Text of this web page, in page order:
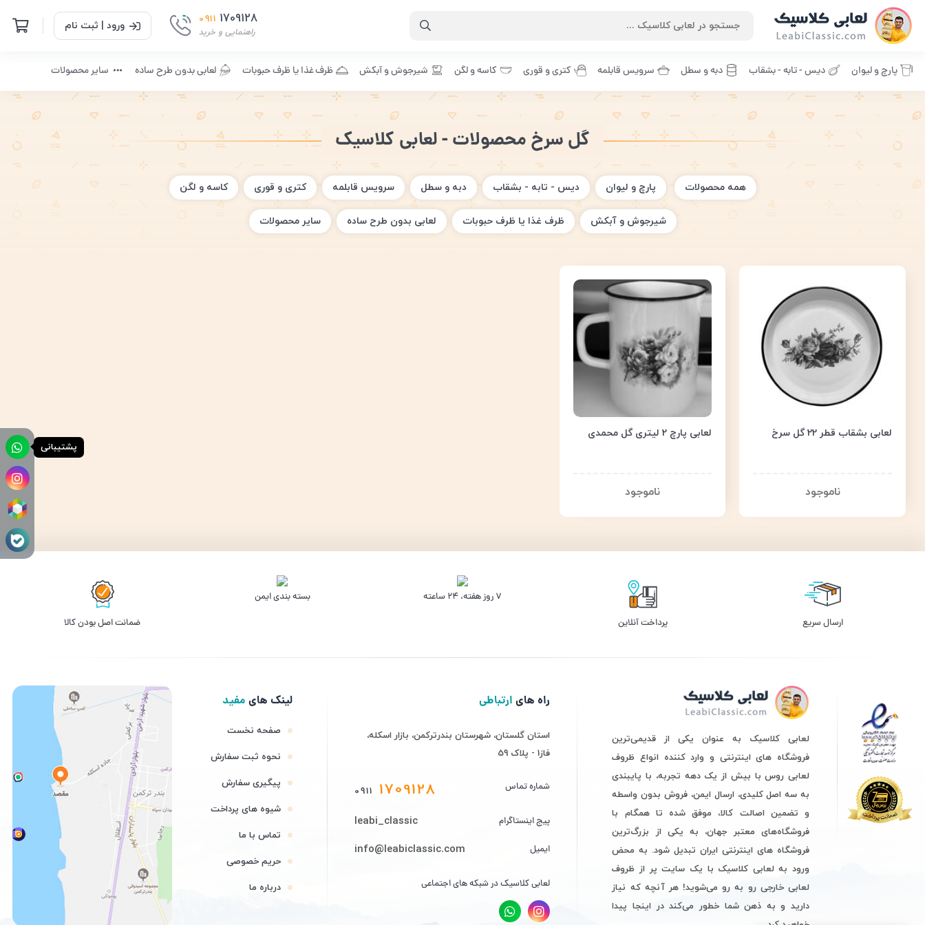
0911 1709128
راهنمایی و خرید ورود | ثبت نام
پارچ و لیوان دیس - تابه - بشقاب دبه و سطل سرویس قابلمه کتری و قوری کاسه و لگن شیرجوش و آبکش ظرف غذا یا ظرف حبوبات لعابی بدون طرح ساده سایر محصولات
گل سرخ محصولات - لعابی کلاسیک
همه محصولات پارچ و لیوان دیس - تابه - بشقاب دبه و سطل سرویس قابلمه کتری و قوری کاسه و لگن
شیرجوش و آبکش ظرف غذا یا ظرف حبوبات لعابی بدون طرح ساده سایر محصولات
لعابی بشقاب قطر 22 گل سرخ لعابی پارچ 2 لیتری گل محمدی
پشتیبانی
ارسال سریع پرداخت آنلاین
۷ روز ﻫﻔﺘﻪ، ۲۴ ﺳﺎﻋﺘﻪ
بسته بندی ایمن
ﺿﻤﺎﻧﺖ اﺻﻞ ﺑﻮدن ﮐﺎﻟﺎ
لعابی کلاسیک به عنوان یکی از قدیمی‌ترین
فروشگاه های اینترنتی و وارد کننده انواع ظروف
لعابی روس با بیش از یک دهه تجربه، با پایبندی
به سه اصل کلیدی، ارسال ایمن، فروش بدون واسطه
و تضمین اصالت کالا، موفق شده تا همگام با
فروشگاه‌های معتبر جهان، به یکی از بزرگ‌ترین
فروشگاه های اینترنتی ایران تبدیل شود. به محض
ورود به لعابی کلاسیک با یک سایت پر از ظروف
لعابی خارجی رو به رو می‌شوید! هر آنچه که نیاز
دارید و به ذهن شما خطور می‌کند در اینجا پیدا
راه هایارتباطی
استان گلستان، شهرستان بندرترکمن، بازار اسکله،
فاز1 - پلاک 59
شماره تماس 0911 1709128
پیج اینستاگرام leabi_classic
ایمیل info@leabiclassic.com
لعابی کلاسیک در شبکه های اجتماعی
لینک های مفید
صفحه نخست
نحوه ثبت سفارش
پیگیری سفارش
شیوه های پرداخت
تماس با ما
حریم خصوصی
درباره ما